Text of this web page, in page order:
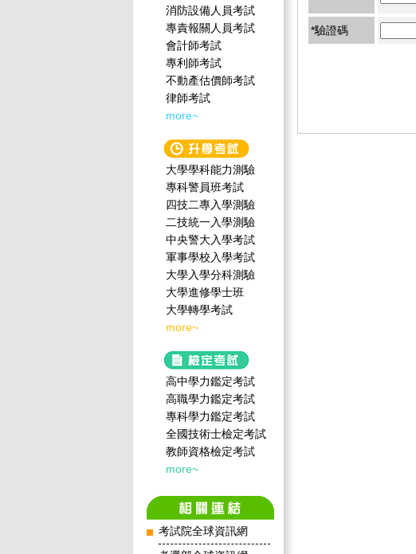
消防設備人員考試
專責報關人員考試
會計師考試
專利師考試
不動產估價師考試
律師考試
more~
大學學科能力測驗
專科警員班考試
四技二專入學測驗
二技統一入學測驗
中央警大入學考試
軍事學校入學考試
大學入學分科測驗
大學進修學士班
大學轉學考試
more~
高中學力鑑定考試
高職學力鑑定考試
專科學力鑑定考試
全國技術士檢定考試
教師資格檢定考試
more~
考試院全球資訊網
*驗證碼